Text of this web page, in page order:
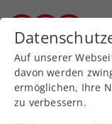
Zurück zur
Allgemeine Klasse
Auf unserer
davon werden
ermöglichen, Ihre
zu verbessern.